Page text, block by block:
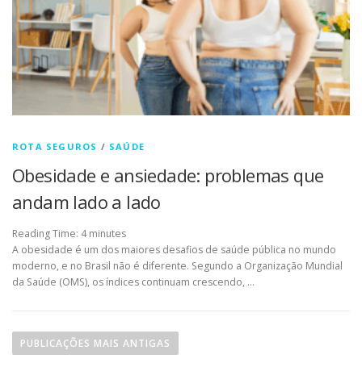
ROTA SEGUROS / SAÚDE
Obesidade e ansiedade: problemas que
andam lado a lado
Reading Time: 4 minutes
A obesidade é um dos maiores desafios de saúde pública no mundo
moderno, e no Brasil não é diferente. Segundo a Organização Mundial
da Saúde (OMS), os índices continuam crescendo, …
PUBLICAÇÕES MAIS ANTIGAS